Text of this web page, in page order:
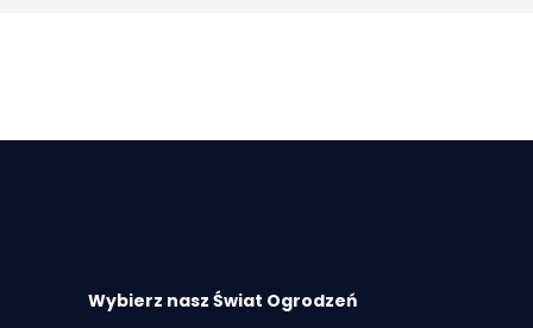
Wybierz nasz Świat Ogrodzeń